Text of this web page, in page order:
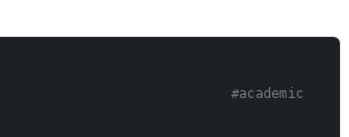
#academic